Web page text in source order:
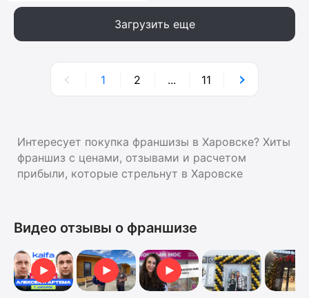
Загрузить еще
1 2 ... 11
Интересует покупка франшизы в Харовске? Хиты
франшиз с ценами, отзывами и расчетом
прибыли, которые стрельнут в Харовске
Видео отзывы о франшизе
ВидеоотзывОтзыв о франшизеОтзыв от Анна